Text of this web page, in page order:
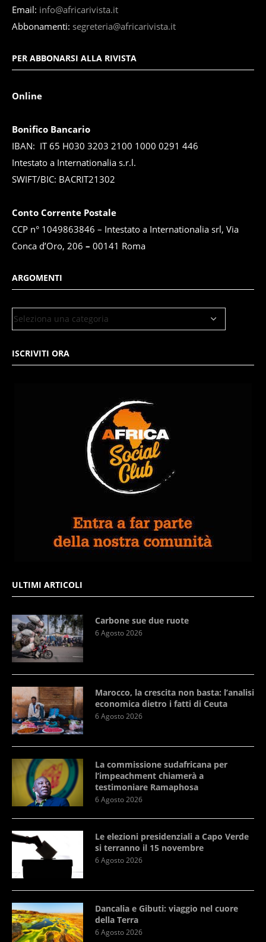
Email: info@africarivista.it
Abbonamenti: segreteria@africarivista.it
PER ABBONARSI ALLA RIVISTA
Online
Bonifico Bancario
IBAN: IT 65 H030 3203 2100 1000 0291 446
Intestato a Internationalia s.r.l.
SWIFT/BIC: BACRIT21302
Conto Corrente Postale
CCP n° 1049863846 – Intestato a Internationalia srl, Via
Conca d’Oro, 206 – 00141 Roma
ARGOMENTI
ISCRIVITI ORA
ULTIMI ARTICOLI
Carbone sue due ruote
6 Agosto 2026
Marocco, la crescita non basta: l’analisi
economica dietro i fatti di Ceuta
6 Agosto 2026
La commissione sudafricana per
l’impeachment chiamerà a
testimoniare Ramaphosa
6 Agosto 2026
Le elezioni presidenziali a Capo Verde
si terranno il 15 novembre
6 Agosto 2026
Dancalia e Gibuti: viaggio nel cuore
della Terra
6 Agosto 2026